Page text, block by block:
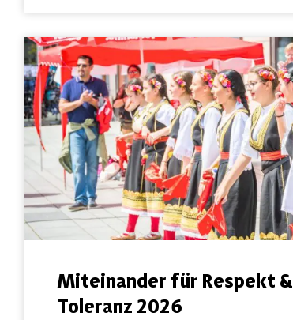
Miteinander für Respekt &
Toleranz 2026